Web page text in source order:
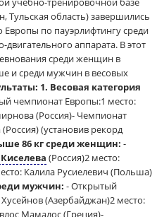
Тульская область) завершились
по пауэрлифтингу среди
аппарата. В этот
среди женщин в
и среди мужчин в весовых
1. Весовая категория
чемпионат Европы:1 место:
(Россия)- Чемпионат
(установив рекорд
86 кг среди женщин: -
(Россия)2 место:
Калила Русиелевич (Польша)
мужчин: - Открытый
(Азербайджан)2 место:
Мамалос (Греция)-